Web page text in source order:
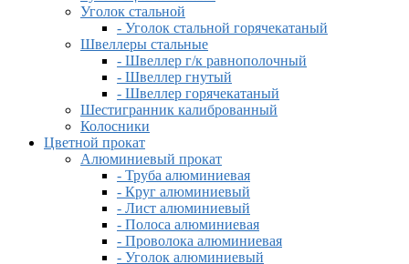
Уголок стальной
- Уголок стальной горячекатаный
Швеллеры стальные
- Швеллер г/к равнополочный
- Швеллер гнутый
- Швеллер горячекатаный
Шестигранник калиброванный
Колосники
Цветной прокат
Алюминиевый прокат
- Труба алюминиевая
- Круг алюминиевый
- Лист алюминиевый
- Полоса алюминиевая
- Проволока алюминиевая
- Уголок алюминиевый